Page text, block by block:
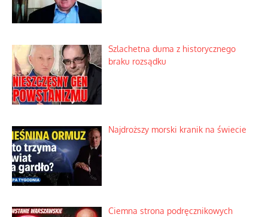
Szlachetna duma z historycznego
braku rozsądku
Najdroższy morski kranik na świecie
Ciemna strona podręcznikowych